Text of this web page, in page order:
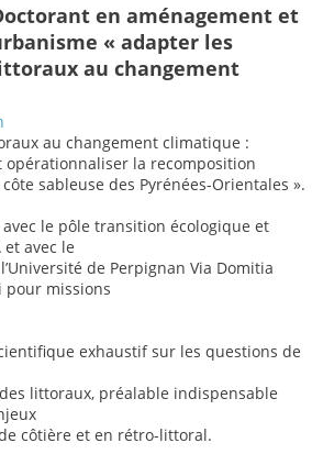
en aménagement et
« adapter les
au changement
au changement climatique :
opérationnaliser la recomposition
sableuse des Pyrénées-Orientales ».
le pôle transition écologique et
et avec le
de Perpignan Via Domitia
pour missions
exhaustif sur les questions de
littoraux, préalable indispensable
côtière et en rétro-littoral.